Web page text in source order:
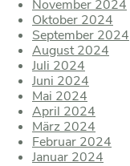
November 2024
Oktober 2024
September 2024
August 2024
Juli 2024
Juni 2024
Mai 2024
April 2024
März 2024
Februar 2024
Januar 2024